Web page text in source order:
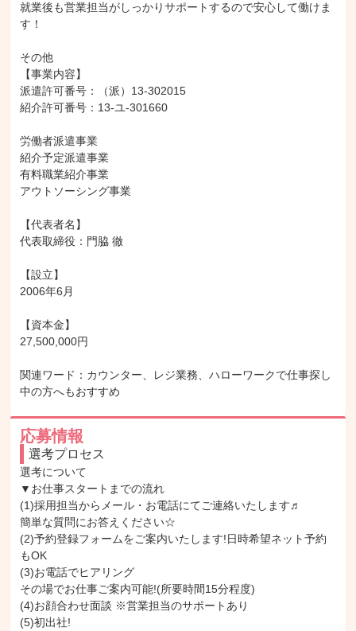
就業後も営業担当がしっかりサポートするので安心して働けま
す！
その他
【事業内容】
派遣許可番号：（派）13-302015
紹介許可番号：13-ユ-301660
労働者派遣事業
紹介予定派遣事業
有料職業紹介事業
アウトソーシング事業
【代表者名】
代表取締役：門脇 徹
【設立】
2006年6月
【資本金】
27,500,000円
関連ワード：カウンター、レジ業務、ハローワークで仕事探し
中の方へもおすすめ
応募情報
選考プロセス
選考について
▼お仕事スタートまでの流れ
(1)採用担当からメール・お電話にてご連絡いたします♬
簡単な質問にお答えください☆
(2)予約登録フォームをご案内いたします!日時希望ネット予約
もOK
(3)お電話でヒアリング
その場でお仕事ご案内可能!(所要時間15分程度)
(4)お顔合わせ面談 ※営業担当のサポートあり
(5)初出社!